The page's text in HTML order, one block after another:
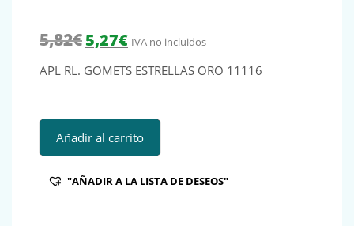
5,82€ El precio original era: 5,82€.
5,27€El precio actual es: 5,27€.
IVA no incluidos
APL RL. GOMETS ESTRELLAS ORO 11116
Añadir al carrito
"AÑADIR A LA LISTA DE DESEOS"